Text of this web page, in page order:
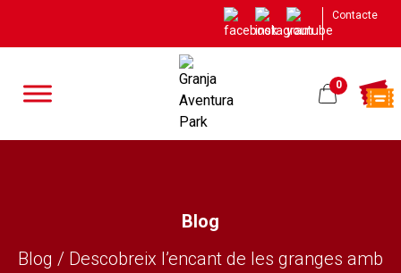
Contacte
0
Blog
Blog / Descobreix l’encant de les granges amb